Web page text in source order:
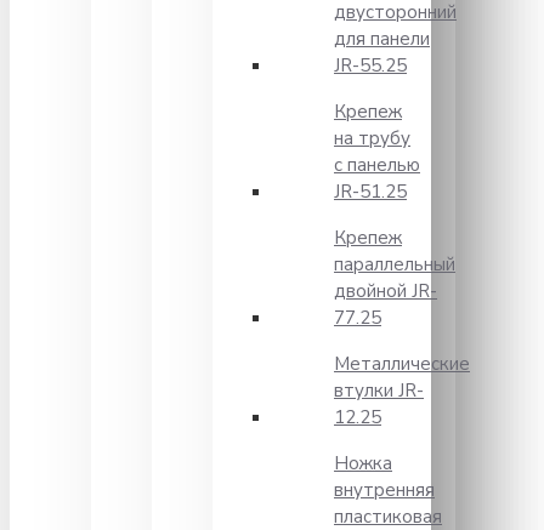
двусторонний
для панели
JR-55.25
Крепеж
на трубу
с панелью
JR-51.25
Крепеж
параллельный
двойной JR-
77.25
Металлические
втулки JR-
12.25
Ножка
внутренняя
пластиковая